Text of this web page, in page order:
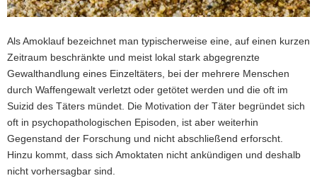
a
i
g
a
t
i
o
n
Als Amoklauf bezeichnet man typischerweise eine, auf einen kurzen
Zeitraum beschränkte und meist lokal stark abgegrenzte
Gewalthandlung eines Einzeltäters, bei der mehrere Menschen
durch Waffengewalt verletzt oder getötet werden und die oft im
Suizid des Täters mündet. Die Motivation der Täter begründet sich
oft in psychopathologischen Episoden, ist aber weiterhin
Gegenstand der Forschung und nicht abschließend erforscht.
Hinzu kommt, dass sich Amoktaten nicht ankündigen und deshalb
nicht vorhersagbar sind.